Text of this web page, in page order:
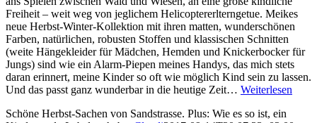
Freiheit – weit weg von jeglichem Helicoptererlterngetue. Meikes
neue Herbst-Winter-Kollektion mit ihren matten, wunderschönen
Farben, natürlichen, robusten Stoffen und klassischen Schnitten
(weite Hängekleider für Mädchen, Hemden und Knickerbocker für
Jungs) sind wie ein Alarm-Piepen meines Handys, das mich stets
daran erinnert, meine Kinder so oft wie möglich Kind sein zu lassen.
Und das passt ganz wunderbar in die heutige Zeit… Weiterlesen
Schöne Herbst-Sachen von Sandstrasse. Plus: Wie es so ist, ein